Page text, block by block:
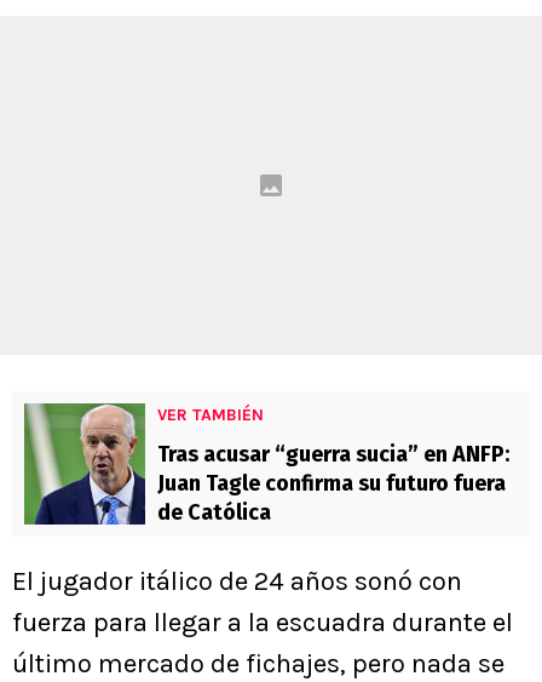
VER TAMBIÉN
Tras acusar “guerra sucia” en ANFP:
Juan Tagle confirma su futuro fuera
de Católica
El jugador itálico de 24 años sonó con
fuerza para llegar a la escuadra durante el
último mercado de fichajes, pero nada se